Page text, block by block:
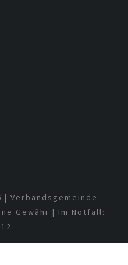
| Verbandsgemeinde
Gewähr | Im Notfall: